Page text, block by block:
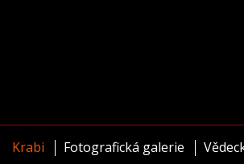
Krabi Fotografická galerie